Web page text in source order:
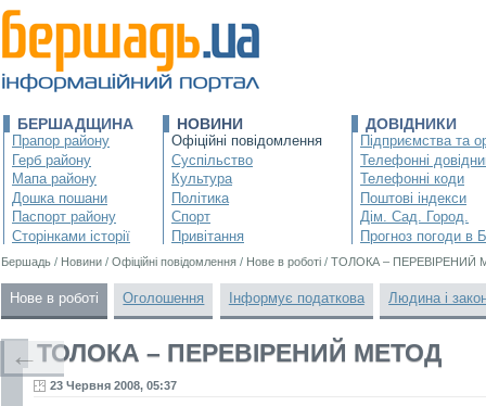
БЕРШАДЩИНА
Прапор району
Герб району
Мапа району
Дошка пошани
Паспорт району
Сторінками історії
НОВИНИ
Офіційні повідомлення
Суспільство
Культура
Політика
Спорт
Привітання
ДОВІДНИКИ
Підприємства та
Телефонні
Телефонні коди
Поштові індекси
Дім. Сад. Город.
Прогноз погоди в
Бершадь / Новини / Офіційні повідомлення / Нове в роботі / ТОЛОКА – ПЕРЕВІРЕНИЙ
Нове в роботі Оголошення Інформує податкова Людина і
ТОЛОКА – ПЕРЕВІРЕНИЙ МЕТОД
23 Червня 2008, 05:37
←